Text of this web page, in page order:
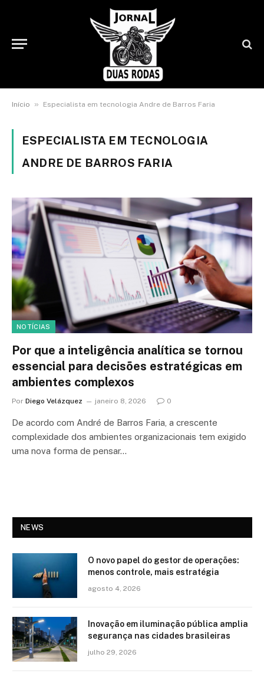
Início » Especialista em tecnologia Andre de Barros Faria
ESPECIALISTA EM TECNOLOGIA
ANDRE DE BARROS FARIA
NOTÍCIAS
Por que a inteligência analítica se tornou
essencial para decisões estratégicas em
ambientes complexos
Por Diego Velázquez janeiro 8, 2026 0
De acordo com André de Barros Faria, a crescente
complexidade dos ambientes organizacionais tem exigido
uma nova forma de pensar…
NEWS
O novo papel do gestor de operações:
menos controle, mais estratégia
agosto 4, 2026
Inovação em iluminação pública amplia
segurança nas cidades brasileiras
julho 29, 2026